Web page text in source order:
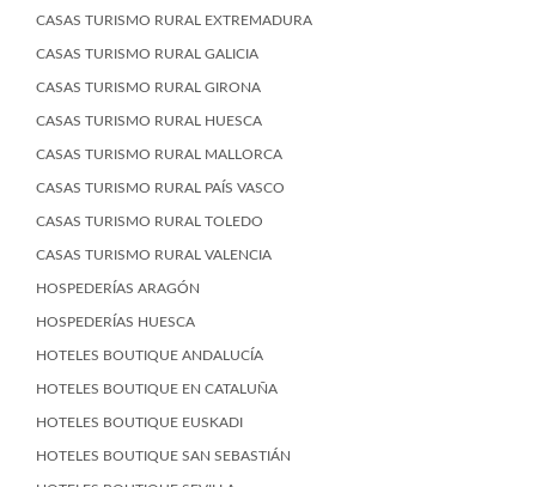
CASAS TURISMO RURAL EXTREMADURA
CASAS TURISMO RURAL GALICIA
CASAS TURISMO RURAL GIRONA
CASAS TURISMO RURAL HUESCA
CASAS TURISMO RURAL MALLORCA
CASAS TURISMO RURAL PAÍS VASCO
CASAS TURISMO RURAL TOLEDO
CASAS TURISMO RURAL VALENCIA
HOSPEDERÍAS ARAGÓN
HOSPEDERÍAS HUESCA
HOTELES BOUTIQUE ANDALUCÍA
HOTELES BOUTIQUE EN CATALUÑA
HOTELES BOUTIQUE EUSKADI
HOTELES BOUTIQUE SAN SEBASTIÁN